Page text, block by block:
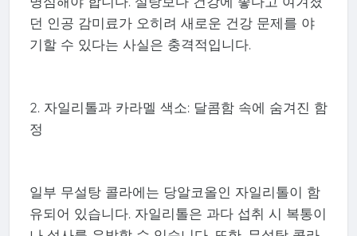
던 인공 감미료가 오히려 새로운 건강 문제를 야
기할 수 있다는 사실은 충격적입니다.
2. 자일리톨과 카라멜 색소: 달콤함 속에 숨겨진 함
정
일부 무설탕 콜라에는 당알코올인 자일리톨이 함
유되어 있습니다. 자일리톨은 과다 섭취 시 복통이